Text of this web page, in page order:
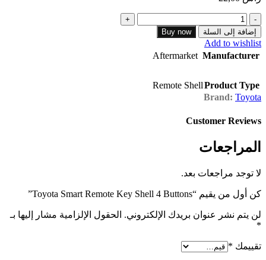
كمية
Toyota
Smart
Remote
Key
4
Buttons
إضافة إلى السلة Buy now
Add to wishlist
Manufacturer
Aftermarket
Product Type
Remote Shell
Brand: Toyota
Customer Reviews
المراجعات
لا توجد مراجعات بعد.
كن أول من يقيم “Toyota Smart Remote Key Shell 4 Buttons”
لن يتم نشر عنوان بريدك الإلكتروني. الحقول الإلزامية مشار إليها بـ
*
تقييمك *